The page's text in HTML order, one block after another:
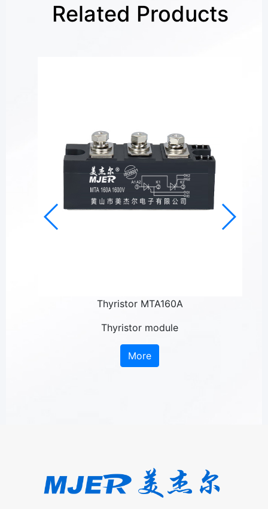
Related Products
Thyristor MTA160A
Thyristor module
More